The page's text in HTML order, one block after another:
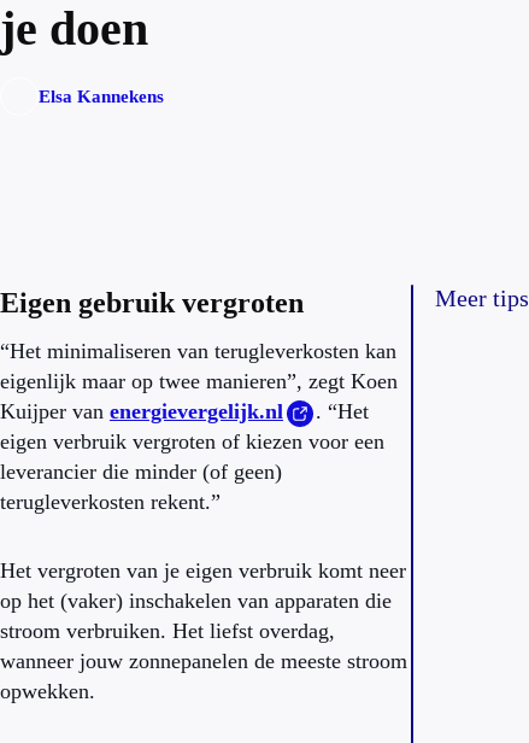
je doen
Elsa Kannekens
Eigen gebruik vergroten
“Het minimaliseren van terugleverkosten kan
eigenlijk maar op twee manieren”, zegt Koen
Kuijper van energievergelijk.nl
. “Het
eigen verbruik vergroten of kiezen voor een
leverancier die minder (of geen)
terugleverkosten rekent.”
Het vergroten van je eigen verbruik komt neer
op het (vaker) inschakelen van apparaten die
stroom verbruiken. Het liefst overdag,
wanneer jouw zonnepanelen de meeste stroom
opwekken.
Meer tips